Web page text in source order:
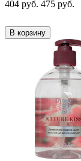
404 руб. 475 руб.
В корзину